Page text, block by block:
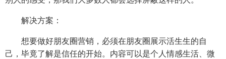
解决方案：
想要做好朋友圈营销，必须在朋友圈展示活生生的自
己，毕竟了解是信任的开始。内容可以是个人情感生活、微